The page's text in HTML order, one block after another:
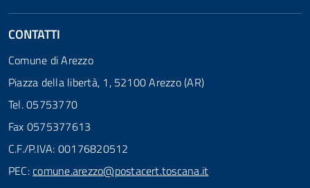
CONTATTI
Comune di Arezzo
Piazza della libertà, 1, 52100 Arezzo (AR)
Tel. 05753770
Fax 0575377613
C.F./P.IVA: 00176820512
PEC:comune.arezzo@postacert.toscana.it